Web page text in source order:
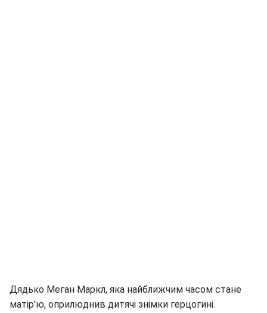
Дядько Меган Маркл, яка найближчим часом стане
матір'ю, оприлюднив дитячі знімки герцогині.